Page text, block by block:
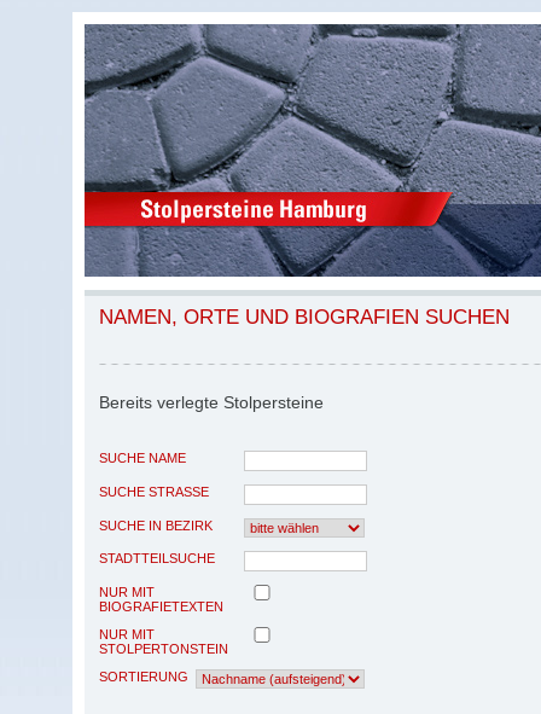
NAMEN, ORTE UND BIOGRAFIEN SUCHEN
Bereits verlegte Stolpersteine
SUCHE NAME
SUCHE STRASSE
SUCHE IN BEZIRK
STADTTEILSUCHE
NUR MIT
BIOGRAFIETEXTEN
NUR MIT
STOLPERTONSTEIN
SORTIERUNG